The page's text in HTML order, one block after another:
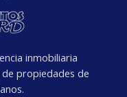
inmobiliaria
propiedades de